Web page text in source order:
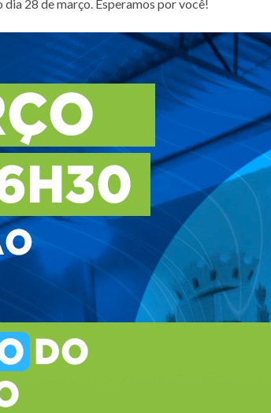
28 de março. Esperamos por você!